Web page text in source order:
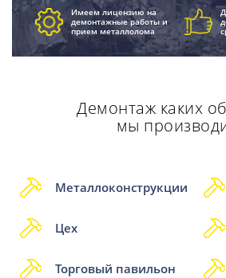
Имеем лицензию на
демонтажные работы и
прием металлолома
Демонтаж каких
мы
Металлоконструкции
Цех
Торговый павильон